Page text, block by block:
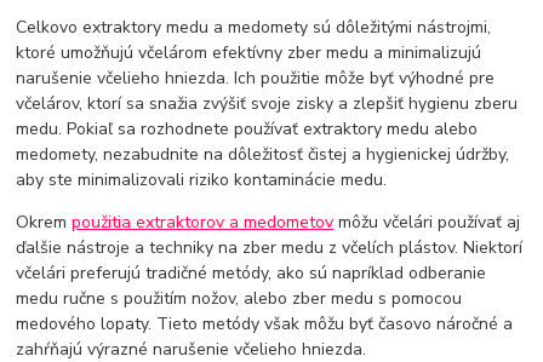
Celkovo extraktory medu a medomety sú dôležitými nástrojmi,
ktoré umožňujú včelárom efektívny zber medu a minimalizujú
narušenie včelieho hniezda. Ich použitie môže byť výhodné pre
včelárov, ktorí sa snažia zvýšiť svoje zisky a zlepšiť hygienu zberu
medu. Pokiaľ sa rozhodnete používať extraktory medu alebo
medomety, nezabudnite na dôležitosť čistej a hygienickej údržby,
aby ste minimalizovali riziko kontaminácie medu.
Okrempoužitia extraktorov a medometov môžu včelári používať aj
ďalšie nástroje a techniky na zber medu z včelích plástov. Niektorí
včelári preferujú tradičné metódy, ako sú napríklad odberanie
medu ručne s použitím nožov, alebo zber medu s pomocou
medového lopaty. Tieto metódy však môžu byť časovo náročné a
zahŕňajú výrazné narušenie včelieho hniezda.